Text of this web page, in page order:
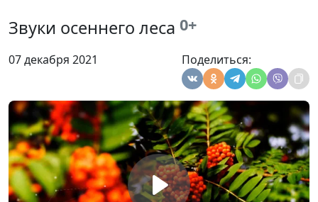
Звуки осеннего леса 0+
07 декабря 2021 Поделиться:
Жизнь прекрасна! (зима)
Жизнь прекрасна! (весна) Май
#527
В тиши снегов (зима) #526
В тиши высоких снегов Зима #525
Вольные просторы (лето) #524